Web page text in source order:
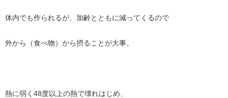
体内でも作られるが、加齢とともに減ってくるので
外から（食べ物）から摂ることが大事。
熱に弱く48度以上の熱で壊れはじめ、